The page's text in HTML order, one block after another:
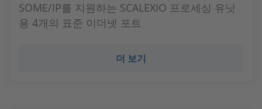
SOME/IP를 지원하는 SCALEXIO 프로세싱 유닛
용 4개의 표준 이더넷 포트
더 보기